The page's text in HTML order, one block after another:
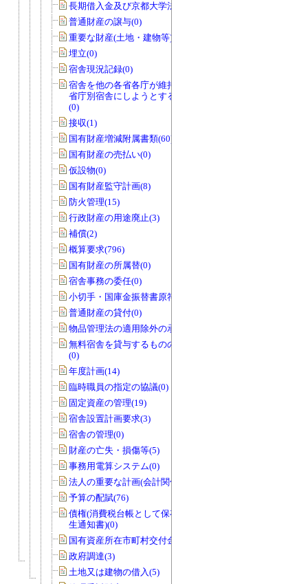
長期借入金及び京都大学法人債(0)
普通財産の譲与(0)
重要な財産(土地・建物等)(0)
埋立(0)
宿舎現況記録(0)
宿舎を他の各省各庁が維持管理を行う
省庁別宿舎にしようとする場合のもの
(0)
接収(1)
国有財産増減附属書類(60)
国有財産の売払い(0)
仮設物(0)
国有財産監守計画(8)
防火管理(15)
行政財産の用途廃止(3)
補償(2)
概算要求(796)
国有財産の所属替(0)
宿舎事務の委任(0)
小切手・国庫金振替書原符(1)
普通財産の貸付(0)
物品管理法の適用除外の承認(1)
無料宿舎を貸与するものの指定の協議
(0)
年度計画(14)
臨時職員の指定の協議(0)
固定資産の管理(19)
宿舎設置計画要求(3)
宿舎の管理(0)
財産の亡失・損傷等(5)
事務用電算システム(0)
法人の重要な計画(会計関係)(0)
予算の配賦(76)
債権(消費税台帳として保存する債権発
生通知書)(0)
国有資産所在市町村交付金(1)
政府調達(3)
土地又は建物の借入(5)